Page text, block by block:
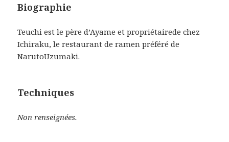
Biographie
Teuchi est le père d’Ayame et propriétairede chez
Ichiraku, le restaurant de ramen préféré de
NarutoUzumaki.
Techniques
Non renseignées.